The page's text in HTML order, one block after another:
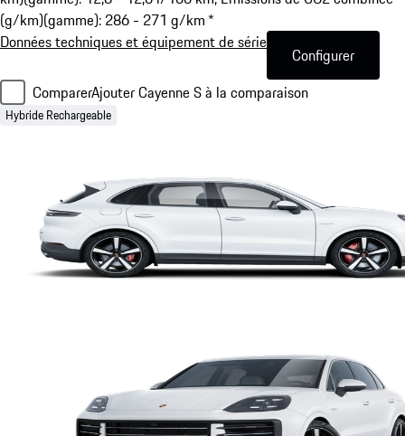
(g/km)(gamme): 286 - 271 g/km *
Données techniques et équipement de série
Configurer
ComparerAjouter Cayenne S à la comparaison
Hybride Rechargeable